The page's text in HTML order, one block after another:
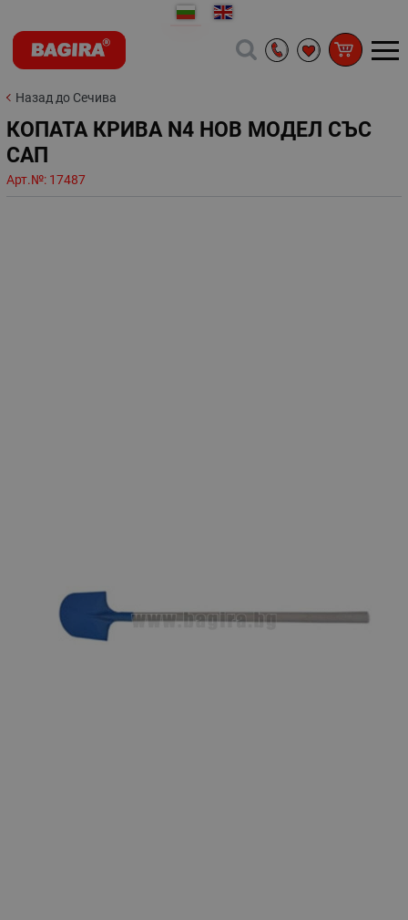
Назад до Сечива
КОПАТА КРИВА N4 НОВ МОДЕЛ СЪС
САП
Арт.№: 17487